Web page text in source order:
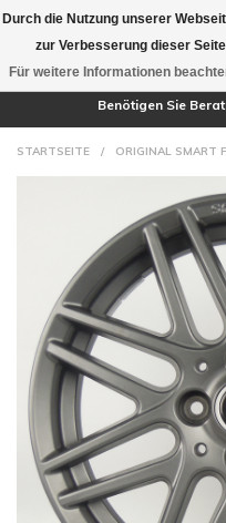
Benötigen Sie
STARTSEITE / ORIGINAL SMART
Durch die Nutzung unserer
zur Verbesserung dieser
Für weitere Informationen